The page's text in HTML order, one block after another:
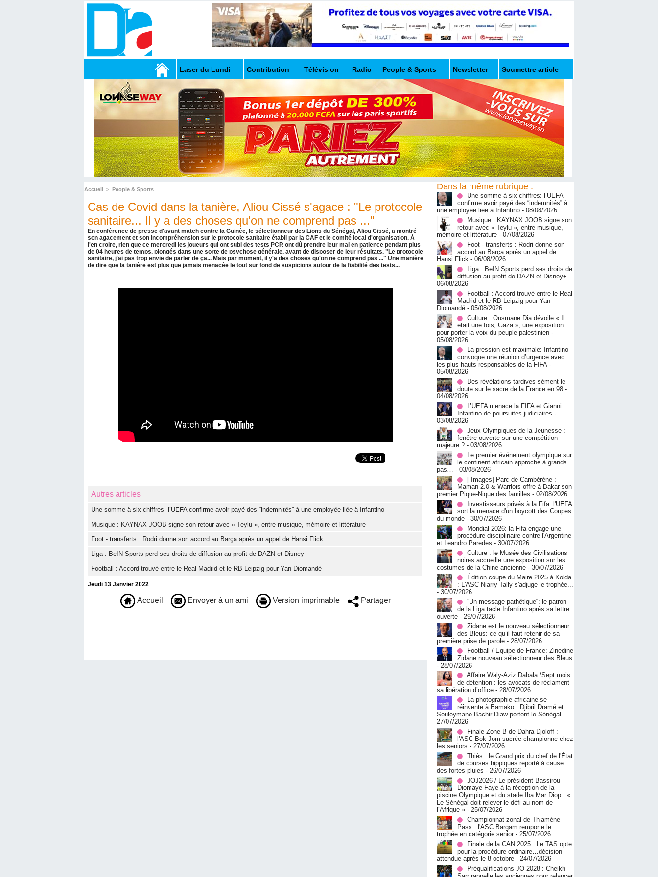
Laser du Lundi Contribution Télévision Radio People & Sports Newsletter Soumettre article
Accueil > People & Sports
Cas de Covid dans la tanière, Aliou Cissé s'agace : "Le protocole
sanitaire... Il y a des choses qu'on ne comprend pas ..."
En conférence de presse d'avant match contre la Guinée, le sélectionneur des Lions du Sénégal, Aliou Cissé, a montré
son agacement et son incompréhension sur le protocole sanitaire établi par la CAF et le comité local d'organisation. À
l'en croire, rien que ce mercredi les joueurs qui ont subi des tests PCR ont dû prendre leur mal en patience pendant plus
de 04 heures de temps, plongés dans une sorte de psychose générale, avant de disposer de leur résultats. "Le protocole
sanitaire, j'ai pas trop envie de parler de ça... Mais par moment, il y'a des choses qu'on ne comprend pas ..." Une manière
de dire que la tanière est plus que jamais menacée le tout sur fond de suspicions autour de la fiabilité des tests...
Autres articles
Une somme à six chiffres: l’UEFA confirme avoir payé des “indemnités” à une employée liée à Infantino
Musique : KAYNAX JOOB signe son retour avec « Teylu », entre musique, mémoire et littérature
Foot - transferts : Rodri donne son accord au Barça après un appel de Hansi Flick
Liga : BeIN Sports perd ses droits de diffusion au profit de DAZN et Disney+
Football : Accord trouvé entre le Real Madrid et le RB Leipzig pour Yan Diomandé
Jeudi 13 Janvier 2022
Accueil Envoyer à un ami Version imprimable Partager
Dans la même rubrique :
Une somme à six chiffres: l’UEFA
confirme avoir payé des “indemnités” à
une employée liée à Infantino - 08/08/2026
Musique : KAYNAX JOOB signe son
retour avec « Teylu », entre musique,
mémoire et littérature - 07/08/2026
Foot - transferts : Rodri donne son
accord au Barça après un appel de
Hansi Flick - 06/08/2026
Liga : BeIN Sports perd ses droits de
diffusion au profit de DAZN et Disney+ -
06/08/2026
Football : Accord trouvé entre le Real
Madrid et le RB Leipzig pour Yan
Diomandé - 05/08/2026
Culture : Ousmane Dia dévoile « Il
était une fois, Gaza », une exposition
pour porter la voix du peuple palestinien -
05/08/2026
La pression est maximale: Infantino
convoque une réunion d’urgence avec
les plus hauts responsables de la FIFA -
05/08/2026
Des révélations tardives sèment le
doute sur le sacre de la France en 98 -
04/08/2026
L’UEFA menace la FIFA et Gianni
Infantino de poursuites judiciaires -
03/08/2026
Jeux Olympiques de la Jeunesse :
fenêtre ouverte sur une compétition
majeure ? - 03/08/2026
Le premier événement olympique sur
le continent africain approche à grands
pas… - 03/08/2026
[ Images] Parc de Cambérène :
Maman 2.0 & Warriors offre à Dakar son
premier Pique-Nique des familles - 02/08/2026
Investisseurs privés à la Fifa: l'UEFA
sort la menace d'un boycott des Coupes
du monde - 30/07/2026
Mondial 2026: la Fifa engage une
procédure disciplinaire contre l'Argentine
et Leandro Paredes - 30/07/2026
Culture : le Musée des Civilisations
noires accueille une exposition sur les
costumes de la Chine ancienne - 30/07/2026
Édition coupe du Maire 2025 à Kolda
: L'ASC Niarry Tally s'adjuge le trophée...
- 30/07/2026
“Un message pathétique”: le patron
de la Liga tacle Infantino après sa lettre
ouverte - 29/07/2026
Zidane est le nouveau sélectionneur
des Bleus: ce qu’il faut retenir de sa
première prise de parole - 28/07/2026
Football / Equipe de France: Zinedine
Zidane nouveau sélectionneur des Bleus
- 28/07/2026
Affaire Waly-Aziz Dabala /Sept mois
de détention : les avocats de réclament
sa libération d’office - 28/07/2026
La photographie africaine se
réinvente à Bamako : Djibril Dramé et
Souleymane Bachir Diaw portent le Sénégal -
27/07/2026
Finale Zone B de Dahra Djoloff :
l'ASC Bok Jom sacrée championne chez
les seniors - 27/07/2026
Thiès : le Grand prix du chef de l'État
de courses hippiques reporté à cause
des fortes pluies - 26/07/2026
JOJ2026 / Le président Bassirou
Diomaye Faye à la réception de la
piscine Olympique et du stade Iba Mar Diop : «
Le Sénégal doit relever le défi au nom de
l’Afrique » - 25/07/2026
Championnat zonal de Thiamène
Pass : l'ASC Bargam remporte le
trophée en catégorie senior - 25/07/2026
Finale de la CAN 2025 : Le TAS opte
pour la procédure ordinaire…décision
attendue après le 8 octobre - 24/07/2026
Préqualifications JO 2028 : Cheikh